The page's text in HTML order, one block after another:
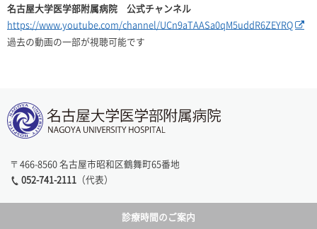
名古屋大学医学部附属病院 公式チャンネル
https://www.youtube.com/channel/UCn9aTAASa0qM5uddR6ZEYRQ
過去の動画の一部が視聴可能です
〒466-8560 名古屋市昭和区鶴舞町65番地
052-741-2111 （代表）
診療時間のご案内